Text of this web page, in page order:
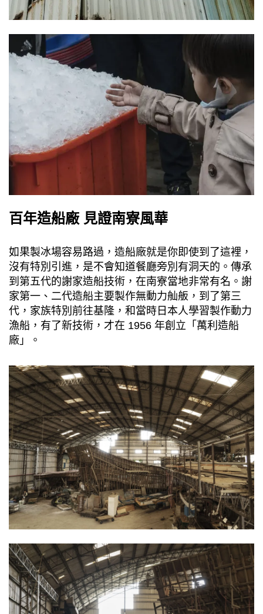
百年造船廠 見證南寮風華
如果製冰場容易路過，造船廠就是你即使到了這裡，
沒有特別引進，是不會知道餐廳旁別有洞天的。傳承
到第五代的謝家造船技術，在南寮當地非常有名。謝
家第一、二代造船主要製作無動力舢舨，到了第三
代，家族特別前往基隆，和當時日本人學習製作動力
漁船，有了新技術，才在 1956 年創立「萬利造船
廠」。